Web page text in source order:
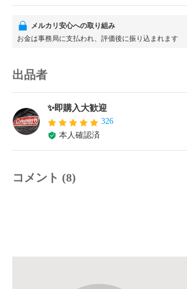
メルカリ安心への取り組み
お金は事務局に支払われ、評価後に振り込まれます
出品者
✨即購入大歓迎
326
本人確認済
コメント (8)